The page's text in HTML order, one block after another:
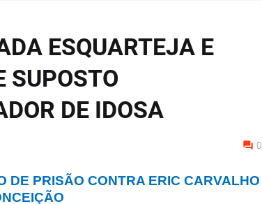
ESQUARTEJA E
SUPOSTO
DE IDOSA
0
DE PRISÃO CONTRA ERIC CARVALHO